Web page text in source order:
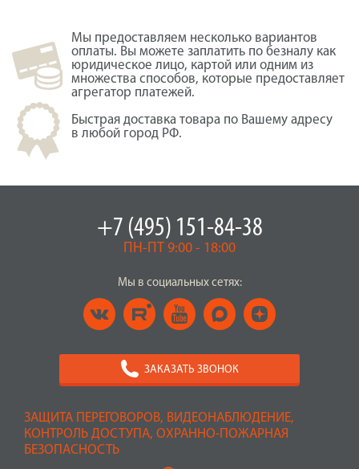
Мы предоставляем несколько вариантов
оплаты. Вы можете заплатить по безналу как
юридическое лицо, картой или одним из
множества способов, которые предоставляет
агрегатор платежей.
Быстрая доставка товара по Вашему адресу
в любой город РФ.
ЗАЩИТА ПЕРЕГОВОРОВ, ВИДЕОНАБЛЮДЕНИЕ,
КОНТРОЛЬ ДОСТУПА, ОХРАННО-ПОЖАРНАЯ
БЕЗОПАСНОСТЬ
+7 (495) 151-84-38
ПН-ПТ 9:00 - 18:00
Мы в социальных сетях:
ЗАКАЗАТЬ ЗВОНОК